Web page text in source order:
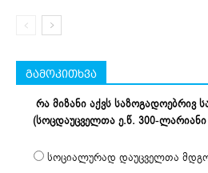
გამოკითხვა
რა მიზანი აქვს საზოგადოებრივ
(სოცდაუცველთა ე.წ. 300-
სოციალურად დაუცველთა